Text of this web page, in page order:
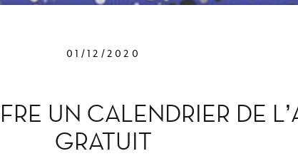
01/12/2020
UN CALENDRIER DE
GRATUIT